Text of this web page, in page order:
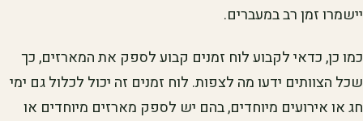
יישמרו זמן רב במעברים.
כמו כן, כדאי לקבוע לוח זמנים קבוע לספק את המארזים, כך
שכל הצוותים ידעו מה לצפות. לוח זמנים זה יכול לכלול גם ימי
חג או אירועים מיוחדים, בהם יש לספק מארזים מיוחדים או